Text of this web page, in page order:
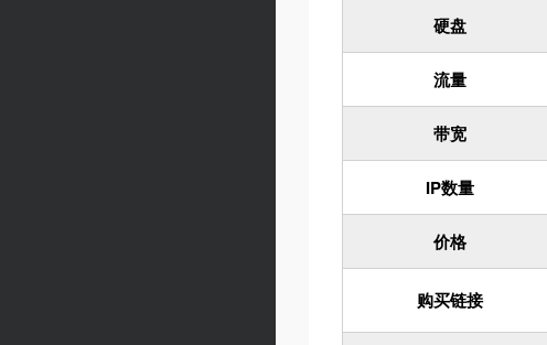
硬盘
流量
带宽
IP数量
价格
购买链接